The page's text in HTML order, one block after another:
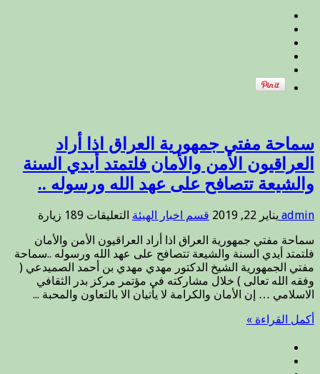
سماحة مفتي جمهورية العراق اذا أراد
العراقيون الأمن والأمان فلتمتد أيدي السنة
والشيعة تتصافح على عهد الله ورسوله ..
admin يناير 22, 2019 قسم اخبار الهيئة التعليقات على
مفتي
جمهورية
العراق
اذا
أراد
189 زيارة
سماحة مفتي جمهورية العراق اذا أراد العراقيون الأمن والأمان
فلتمتد أيدي السنة والشيعة تتصافح على عهد الله ورسوله ..سماحة
مفتي الجمهورية الشيخ الدكتور مهدي مهدي بن أحمد الصميدعي (
وفقه الله تعالى ) خلال مشاركته في مؤتمر مركز بدر الثقافي
الاسلامي … إن الأمان والكرامة لا يأتيان الا بالتعاون والمحبة ...
أكمل القراءة »